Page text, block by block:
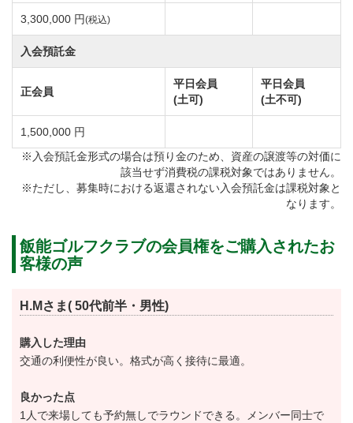
場は全て事前予約は不要で、スタートはメンバータイ
ムの枠の中で到着順にスタートすることが出来ます。
※その日の天気状況をみてプレーが出来る。すべて会
員同士の組み合わせとなります。
２）会員によるプライベート競技として職業別・地域
別・年代別等の会員同士のプライベートコンペが多数
あります。
３）提携クラブのご案内（交流親善を目的として）下
記のゴルフクラブでプレーする場合は、会員は割引料
〇河口湖ＣＣ（山梨県）〇草津ＣＣ（群馬県）〇呉羽
ＣＣ（富山県）〇日光ＣＣ（栃木県）〇狭山ＧＣ（埼
玉県）〇小樽ＣＣ（北海道）〇片山津（石川県）
料金となります。但し日光ＣＣは平日に限る。狭山Ｇ
Ｃは日・祝は不可
3,300,000 円(税込)
入会預託金
正会員
平日会員
(土可)
平日会員
(土不可)
1,500,000 円
※入会預託金形式の場合は預り金のため、資産の譲渡等の対価に
該当せず消費税の課税対象ではありません。
※ただし、募集時における返還されない入会預託金は課税対象と
なります。
飯能ゴルフクラブの会員権をご購入されたお
客様の声
H.Mさま( 50代前半・男性)
購入した理由
交通の利便性が良い。格式が高く接待に最適。
良かった点
1人で来場しても予約無しでラウンドできる。メンバー同士で